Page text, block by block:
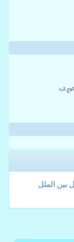
کرد
بین الملل